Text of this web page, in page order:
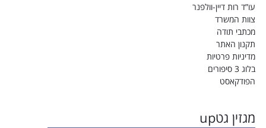
עו”ד רות דיין-וולפנר
צוות המשרד
מכתבי תודה
תקנון האתר
מדיניות פרטיות
בלוג 3 סיפורים
הפודקאסט
מגזין גטup